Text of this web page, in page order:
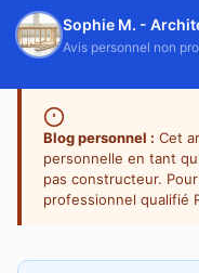
Sophie M. -
Avis personnel non
Blog personnel : Cet
personnelle en tant
pas constructeur.
professionnel qualifié